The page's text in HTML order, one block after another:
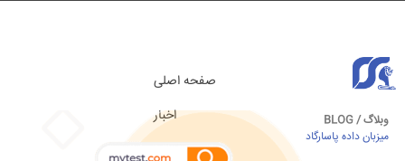
وبلاگ / BLOG
میزبان داده پاسارگاد
صفحه اصلی
اخبار
مقالات آموزشی